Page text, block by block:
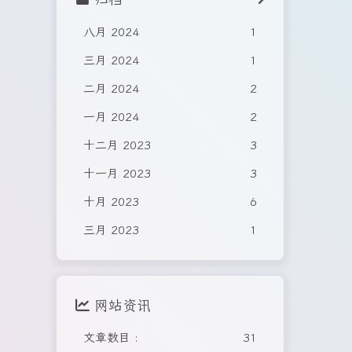
八月 2024
1
三月 2024
1
二月 2024
2
一月 2024
2
十二月 2023
3
十一月 2023
3
十月 2023
6
三月 2023
1
网站资讯
文章数目 : 31